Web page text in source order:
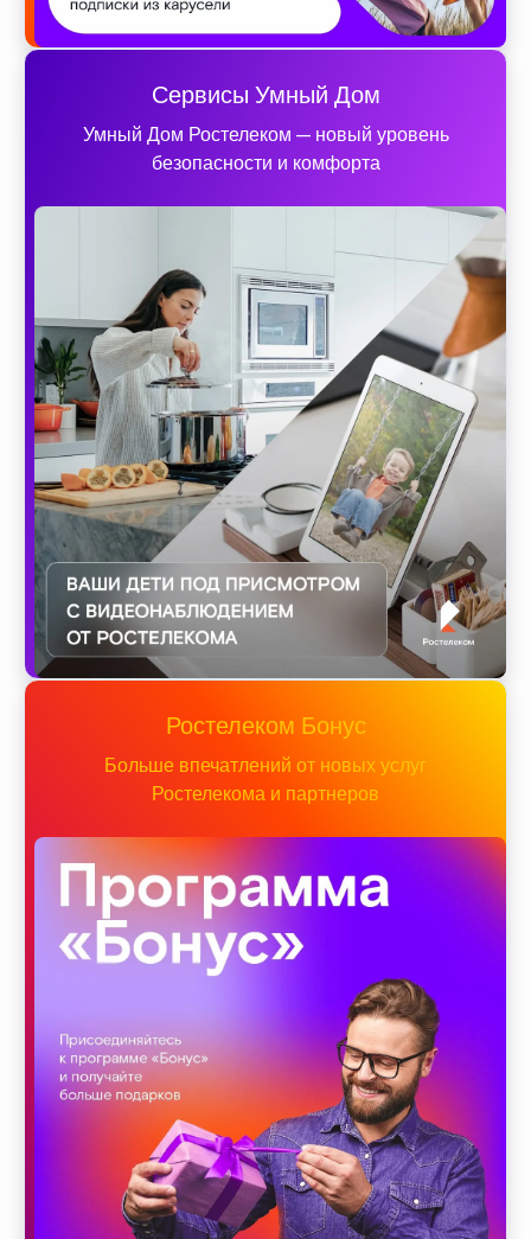
Сервисы Умный Дом
Умный Дом Ростелеком — новый уровень
безопасности и комфорта
Ростелеком Бонус
Больше впечатлений от новых услуг
Ростелекома и партнеров